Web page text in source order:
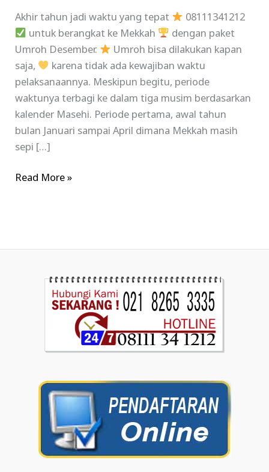
Akhir tahun jadi waktu yang tepat
08111341212
untuk berangkat ke Mekkah
dengan paket
Umroh Desember.
Umroh bisa dilakukan kapan
saja,
karena tidak ada kewajiban waktu
pelaksanaannya. Meskipun begitu, periode
waktunya terbagi ke dalam tiga musim berdasarkan
kalender Masehi. Periode pertama, awal tahun
bulan Januari sampai April dimana Mekkah masih
sepi […]
Read More »